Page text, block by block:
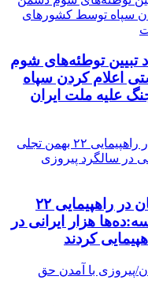
تبیین توطئه‌های شوم
اعلام کردن سپاه
علیه ملت ایران
رسانه‌های عربی: اتحاد ملی ایرانیان در راهپیمایی ۲۲
هزار ایرانی در
کردند